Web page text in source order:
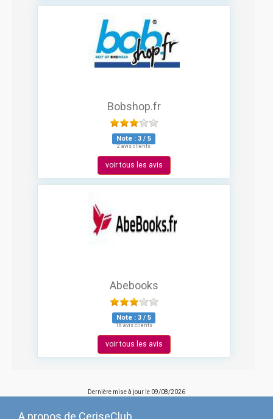
Bobshop.fr
Note : 3 / 5
2 avis clients
voir tous les avis
Abebooks
Note : 3 / 5
18 avis clients
voir tous les avis
Dernière mise à jour le 09/08/2026
A propos de CeriseClub